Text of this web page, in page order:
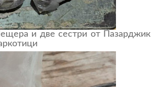
и две сестри от Пазарджик